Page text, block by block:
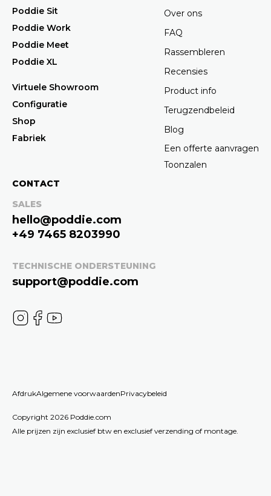
Poddie Sit
Poddie Work
Poddie Meet
Poddie XL
Virtuele Showroom
Configuratie
Shop
Fabriek
Over ons
FAQ
Rassembleren
Recensies
Product info
Terugzendbeleid
Blog
Een offerte aanvragen
Toonzalen
CONTACT
SALES
hello@poddie.com
+49 7465 8203990
TECHNISCHE ONDERSTEUNING
support@poddie.com
AfdrukAlgemene voorwaardenPrivacybeleid
Copyright 2026 Poddie.com
Alle prijzen zijn exclusief btw en exclusief verzending of montage.